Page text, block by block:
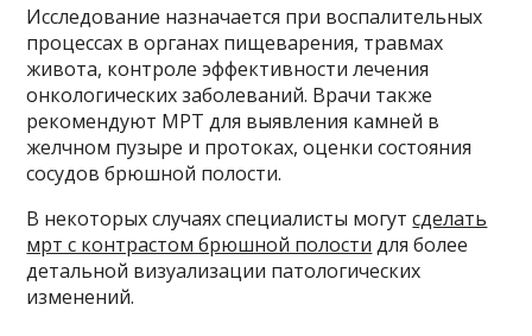
Исследование назначается при воспалительных
процессах в органах пищеварения, травмах
живота, контроле эффективности лечения
онкологических заболеваний. Врачи также
рекомендуют МРТ для выявления камней в
желчном пузыре и протоках, оценки состояния
сосудов брюшной полости.
В некоторых случаях специалисты могутсделать
мрт с контрастом брюшной полости для более
детальной визуализации патологических
изменений.